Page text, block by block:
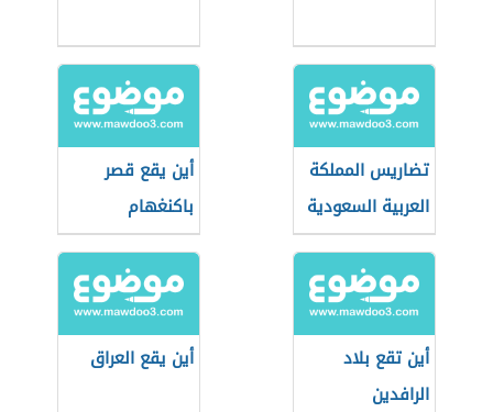
تضاريس المملكة
العربية السعودية
أين يقع قصر
باكنغهام
أين تقع بلاد
الرافدين
أين يقع العراق